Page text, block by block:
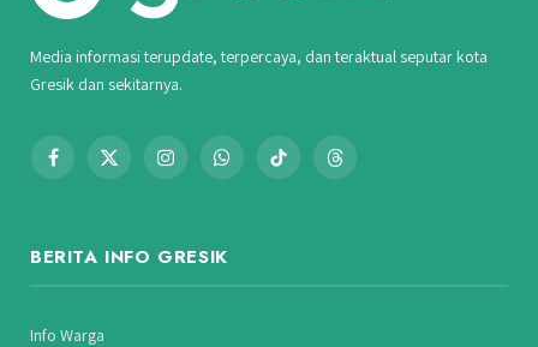
Media informasi terupdate, terpercaya, dan teraktual seputar kota
Gresik dan sekitarnya.
Facebook
X
InstagramWhatsAppTikTok Threads
BERITA INFO GRESIK
Info Warga